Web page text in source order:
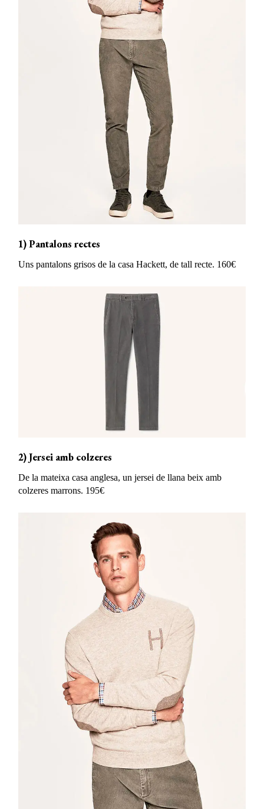
1) Pantalons rectes
Uns pantalons grisos de la casa Hackett, de tall recte. 160€
2) Jersei amb colzeres
De la mateixa casa anglesa, un jersei de llana beix amb
colzeres marrons. 195€